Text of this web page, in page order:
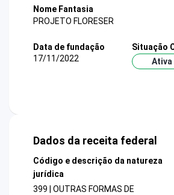
Nome Fantasia
PROJETO FLORESER
Data de fundação
17/11/2022
Situação
Ativa
Dados da receita federal
Código e descrição da natureza
jurídica
399 | OUTRAS FORMAS DE